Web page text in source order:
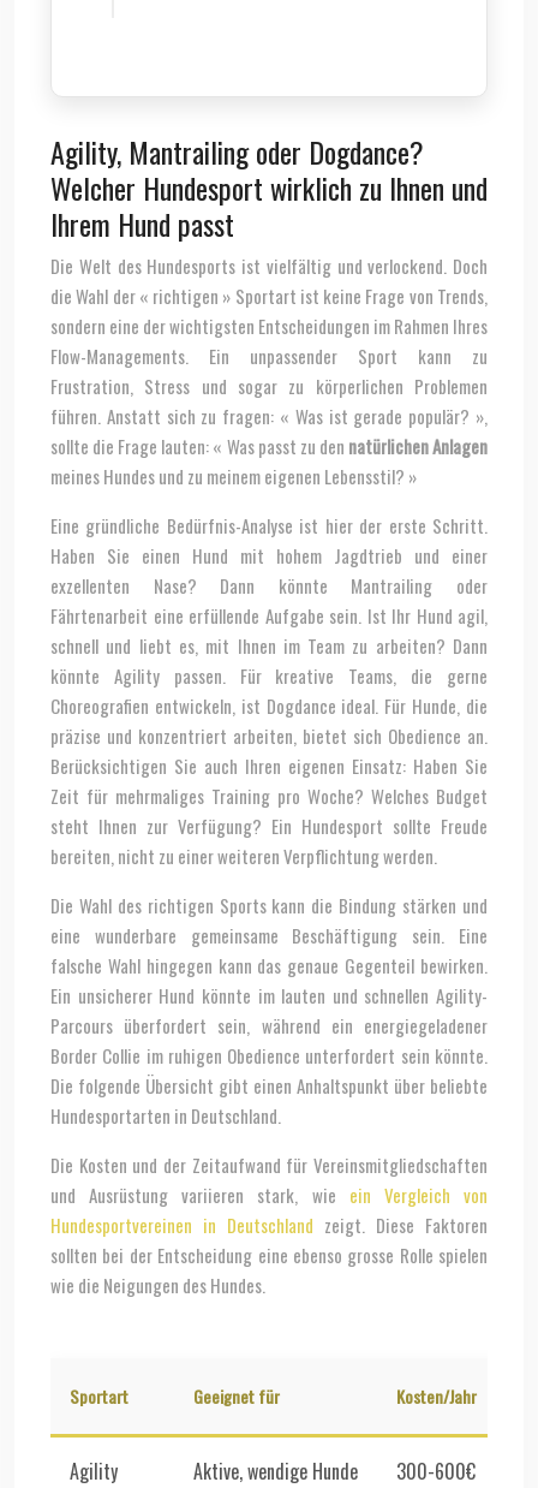
Agility, Mantrailing oder Dogdance?
Welcher Hundesport wirklich zu Ihnen und
Ihrem Hund passt
Die Welt des Hundesports ist vielfältig und verlockend. Doch
die Wahl der « richtigen » Sportart ist keine Frage von Trends,
sondern eine der wichtigsten Entscheidungen im Rahmen Ihres
Flow-Managements. Ein unpassender Sport kann zu
Frustration, Stress und sogar zu körperlichen Problemen
führen. Anstatt sich zu fragen: « Was ist gerade populär? »,
sollte die Frage lauten: « Was passt zu den natürlichen Anlagen
meines Hundes und zu meinem eigenen Lebensstil? »
Eine gründliche Bedürfnis-Analyse ist hier der erste Schritt.
Haben Sie einen Hund mit hohem Jagdtrieb und einer
exzellenten Nase? Dann könnte Mantrailing oder
Fährtenarbeit eine erfüllende Aufgabe sein. Ist Ihr Hund agil,
schnell und liebt es, mit Ihnen im Team zu arbeiten? Dann
könnte Agility passen. Für kreative Teams, die gerne
Choreografien entwickeln, ist Dogdance ideal. Für Hunde, die
präzise und konzentriert arbeiten, bietet sich Obedience an.
Berücksichtigen Sie auch Ihren eigenen Einsatz: Haben Sie
Zeit für mehrmaliges Training pro Woche? Welches Budget
steht Ihnen zur Verfügung? Ein Hundesport sollte Freude
bereiten, nicht zu einer weiteren Verpflichtung werden.
Die Wahl des richtigen Sports kann die Bindung stärken und
eine wunderbare gemeinsame Beschäftigung sein. Eine
falsche Wahl hingegen kann das genaue Gegenteil bewirken.
Ein unsicherer Hund könnte im lauten und schnellen Agility-
Parcours überfordert sein, während ein energiegeladener
Border Collie im ruhigen Obedience unterfordert sein könnte.
Die folgende Übersicht gibt einen Anhaltspunkt über beliebte
Hundesportarten in Deutschland.
Die Kosten und der Zeitaufwand für Vereinsmitgliedschaften
und Ausrüstung variieren stark, wie ein Vergleich von
Hundesportvereinen in Deutschland zeigt. Diese Faktoren
sollten bei der Entscheidung eine ebenso grosse Rolle spielen
wie die Neigungen des Hundes.
Sportart Geeignet für Kosten/Jahr
Agility Aktive, wendige Hunde 300-600€